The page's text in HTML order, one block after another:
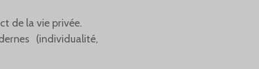
de la vie privée.
(individualité,